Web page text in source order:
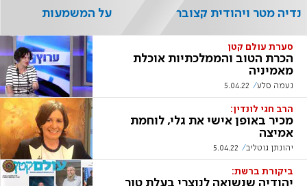
סערת עולם קטן
הכרת הטוב והממלכתיות אוכלת
מאמיניה
נעמה סלע 5.04.22
הרב חגי לונדין:
מכיר באופן אישי את גלי, לוחמת
אמיצה
יהונתן גוטליב 5.04.22
ביקורת ברשת:
יהודיה שנשואה לנוצרי בעלת טור
נדיה מטר ויהודית קצובר על המשמעות